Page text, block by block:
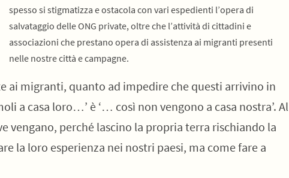
spesso si stigmatizza e ostacola con vari espedienti l’opera di
salvataggio delle ONG private, oltre che l’attività di cittadini e
associazioni che prestano opera di assistenza ai migranti presenti
nelle nostre città e campagne.
ai migranti, quanto ad impedire che questi arrivino in
a casa loro…’ è ‘… così non vengono a casa nostra’. Al
vengano, perché lascino la propria terra rischiando la
la loro esperienza nei nostri paesi, ma come fare a